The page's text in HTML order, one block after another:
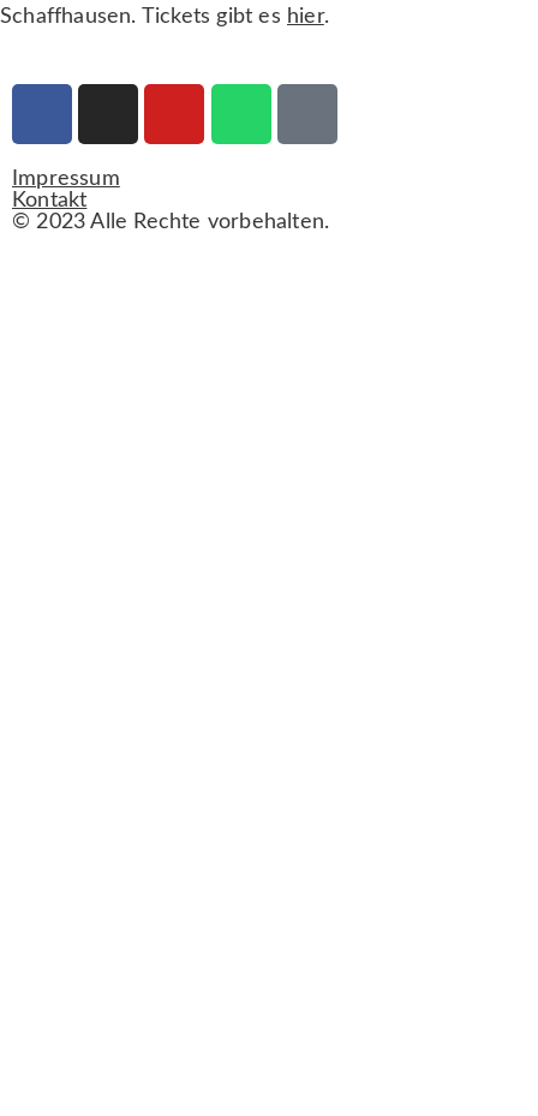
Schaffhausen. Tickets gibt es hier.
Impressum
Kontakt
© 2023 Alle Rechte vorbehalten.